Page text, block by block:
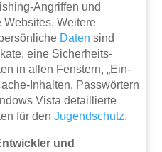
Angriffen und
Websites. Weitere
Daten sind
eine Sicherheits-
in allen Fenstern, „Ein-
Inhalten, Passwörtern
Vista detaillierte
für denJugendschutz.
und